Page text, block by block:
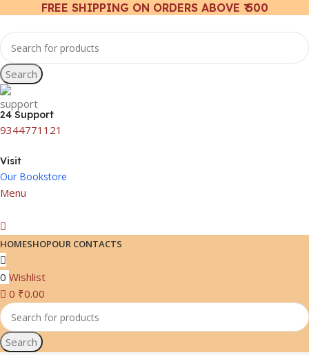
FREE SHIPPING ON ORDERS ABOVE ₹ 500
Search
24 Support
9344771121
Visit
Our Bookstore
Menu
HOMESHOPOUR CONTACTS
0 Wishlist
0 ₹0.00
Search